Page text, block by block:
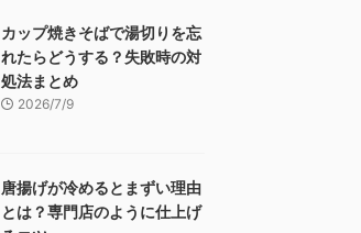
カップ焼きそばで湯切りを忘
れたらどうする？失敗時の対
処法まとめ
2026/7/9
唐揚げが冷めるとまずい理由
とは？専門店のように仕上げ